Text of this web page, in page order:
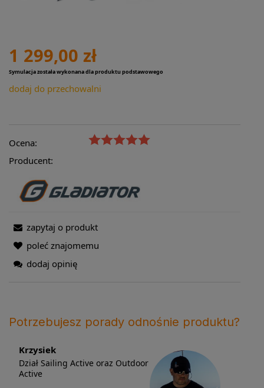
1 299,00 zł
Symulacja została wykonana dla produktu podstawowego
dodaj do przechowalni
Ocena:
Producent:
zapytaj o produkt
poleć znajomemu
dodaj opinię
Potrzebujesz porady odnośnie produktu?
Krzysiek
Dział Sailing Active oraz Outdoor
Active